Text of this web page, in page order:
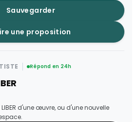
Sauvegarder
une proposition
Répond en 24h
d'une œuvre, ou d'une nouvelle